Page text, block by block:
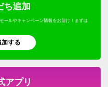
ち追加
ールやキャンペーン情報をお届け！まずは
する
アプリ